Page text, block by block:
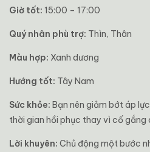
Giờ tốt: 15:00 – 17:00
Quý nhân phù trợ: Thìn, Thân
Màu hợp: Xanh dương
Hướng tốt: Tây Nam
Sức khỏe: Bạn nên giảm bớt áp
thời gian hồi phục thay vì cố gắng
Lời khuyên: Chủ động một bước